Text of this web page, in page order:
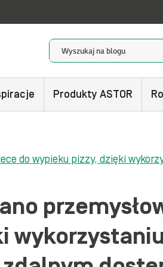
Produkty ASTOR
do wypieku pizzy, dzięki